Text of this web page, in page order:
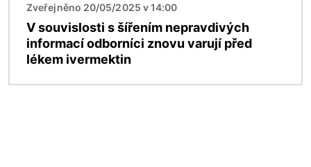
Zveřejněno 20/05/2025 v 14:00
V souvislosti s šířením nepravdivých
informací odborníci znovu varují před
lékem ivermektin